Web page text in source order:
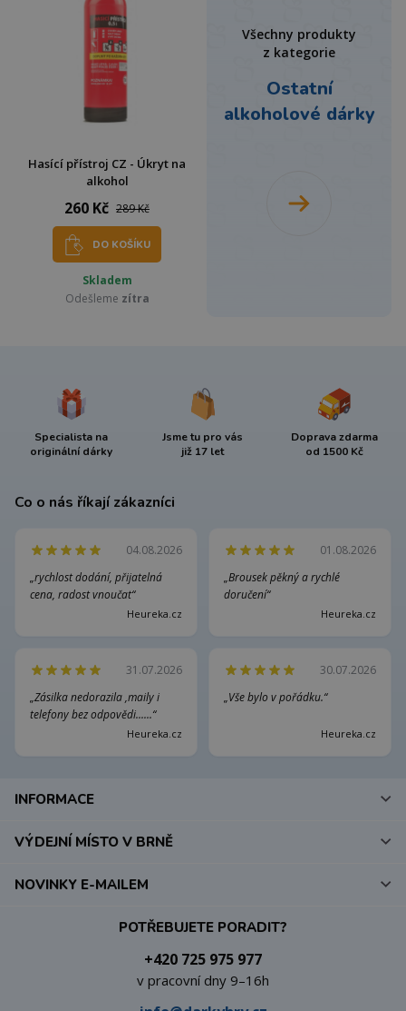
Hasící přístroj CZ - Úkryt na
alkohol
260 Kč 289 Kč
DO KOŠÍKU
Skladem
Odešleme zítra
Všechny produkty
z kategorie
Ostatní
alkoholové dárky
Specialista na
originální dárky
Jsme tu pro vás
již 17 let
Doprava zdarma
od 1500 Kč
Co o nás říkají zákazníci
04.08.2026
„rychlost dodání, přijatelná
cena, radost vnoučat“
Heureka.cz
01.08.2026
„Brousek pěkný a rychlé
doručení“
Heureka.cz
31.07.2026
„Zásilka nedorazila ,maily i
telefony bez odpovědi......“
Heureka.cz
30.07.2026
„Vše bylo v pořádku.“
Heureka.cz
INFORMACE
VÝDEJNÍ MÍSTO V BRNĚ
POTŘEBUJETE PORADIT?
+420 725 975 977
v pracovní dny 9–16h
NOVINKY E-MAILEM